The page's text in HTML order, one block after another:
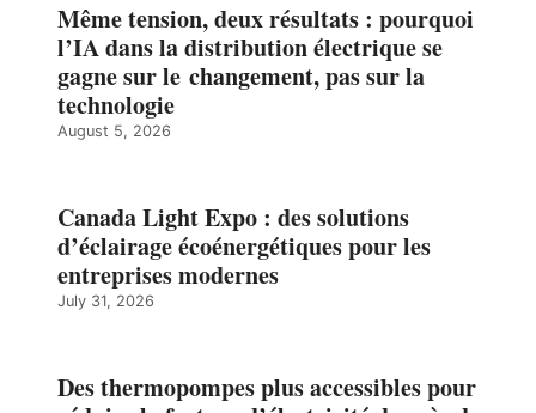
Même tension, deux résultats : pourquoi
l’IA dans la distribution électrique se
gagne sur le changement, pas sur la
technologie
August 5, 2026
Canada Light Expo : des solutions
d’éclairage écoénergétiques pour les
entreprises modernes
July 31, 2026
Des thermopompes plus accessibles pour